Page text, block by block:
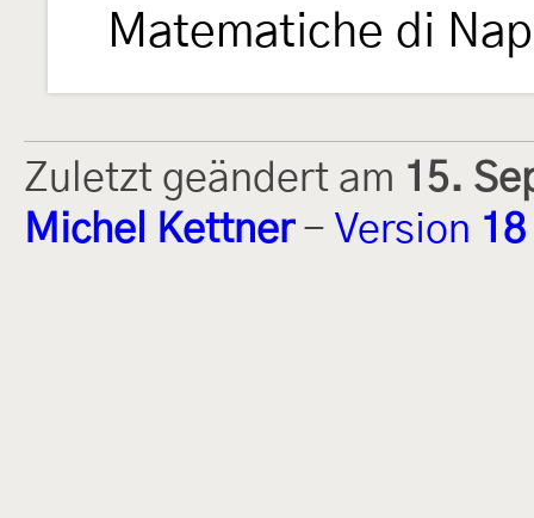
Matematiche di
Zuletzt geändert am 15.
Michel Kettner- Version 18